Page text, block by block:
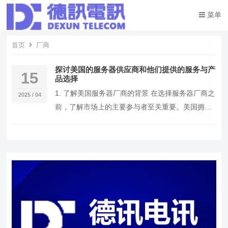
菜单
首页 厂商
15
2025 / 04
探讨美国的服务器供应商和他们提供的服务与产
品选择
1. 了解美国服务器厂商的背景 在选择服务器厂商之
前，了解市场上的主要参与者至关重要。美国拥有